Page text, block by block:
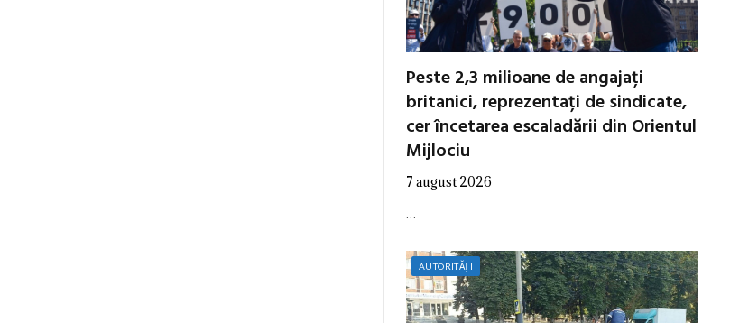
Peste 2,3 milioane de angajați
britanici, reprezentați de sindicate,
cer încetarea escaladării din Orientul
Mijlociu
7 august 2026
…
AUTORITĂȚI